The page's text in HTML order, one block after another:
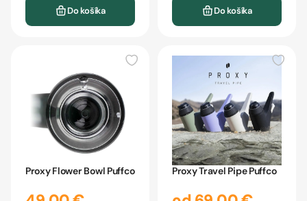
Do košíka Do košíka
Proxy Flower Bowl Puffco Proxy Travel Pipe Puffco